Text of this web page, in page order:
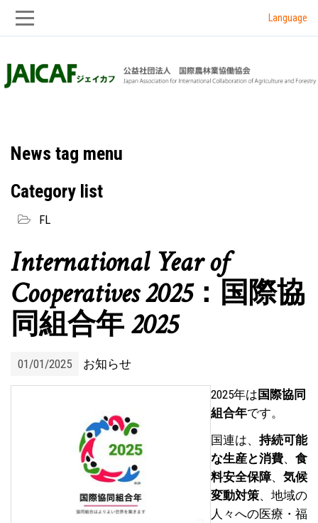
to
to
Language
News tag menu
Category list
FL
International Year of
Cooperatives 2025：国際協
同組合年 2025
01/01/2025 お知らせ
2025年は 国際協同
組合年です。
国連は、 持続可能
な生産と消費、 食
料安全保障、 気候
変動対策、地域の
人々への医療・福